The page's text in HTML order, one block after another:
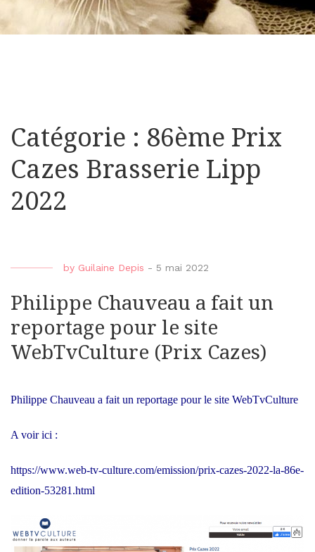
Catégorie : 86ème Prix
Cazes Brasserie Lipp
2022
by Guilaine Depis - 5 mai 2022
Philippe Chauveau a fait un
reportage pour le site
WebTvCulture (Prix Cazes)
Philippe Chauveau a fait un reportage pour le site WebTvCulture
A voir ici :
https://www.web-tv-culture.com/emission/prix-cazes-2022-la-86e-
edition-53281.html